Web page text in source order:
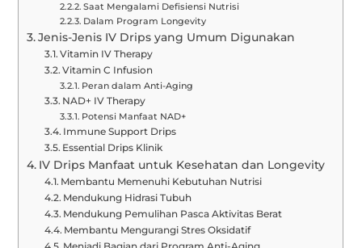
Saat Mengalami Defisiensi Nutrisi
Dalam Program Longevity
Jenis-Jenis IV Drips yang Umum Digunakan
Vitamin IV Therapy
Vitamin C Infusion
Peran dalam Anti-Aging
NAD+ IV Therapy
Potensi Manfaat NAD+
Immune Support Drips
Essential Drips Klinik
IV Drips Manfaat untuk Kesehatan dan Longevity
Membantu Memenuhi Kebutuhan Nutrisi
Mendukung Hidrasi Tubuh
Mendukung Pemulihan Pasca Aktivitas Berat
Membantu Mengurangi Stres Oksidatif